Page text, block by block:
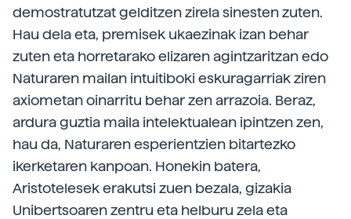
demostratutzat gelditzen zirela sinesten zuten.
Hau dela eta, premisek ukaezinak izan behar
zuten eta horretarako elizaren agintzaritzan edo
Naturaren mailan intuitiboki eskuragarriak ziren
axiometan oinarritu behar zen arrazoia. Beraz,
ardura guztia maila intelektualean ipintzen zen,
hau da, Naturaren esperientzien bitartezko
ikerketaren kanpoan. Honekin batera,
Aristotelesek erakutsi zuen bezala, gizakia
Unibertsoaren zentru eta helburu zela eta